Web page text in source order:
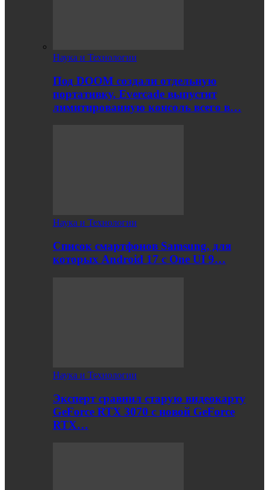
Наука и Технологии
Под DOOM создали отдельную
портативку. Evercade выпустит
лимитированную консоль всего в…
Наука и Технологии
Список смартфонов Samsung, для
которых Android 17 с One UI 9…
Наука и Технологии
Эксперт сравнил старую видеокарту
GeForce RTX 3070 с новой GeForce
RTX…